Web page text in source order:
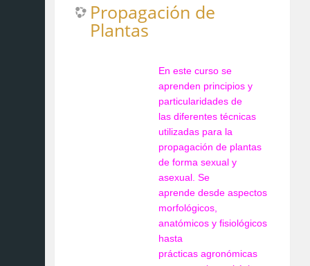
Propagación de
Plantas
En este curso se
aprenden principios y
particularidades de
las diferentes técnicas
utilizadas para la
propagación de plantas
de forma sexual y
asexual. Se
aprende desde aspectos
morfológicos,
anatómicos y fisiológicos
hasta
prácticas agronómicas